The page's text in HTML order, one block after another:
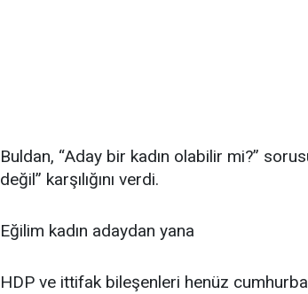
Buldan, “Aday bir kadın olabilir mi?”
değil” karşılığını verdi.
Eğilim kadın adaydan yana
HDP ve ittifak bileşenleri henüz